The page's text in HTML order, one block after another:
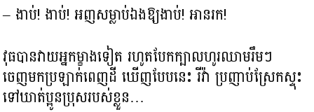
– ងាប់! ងាប់! អញសម្លាប់ឯងឱ្យងាប់! អានរក!
វុធបានវាយអ្នកម្ខាងទៀត រហូតបែកក្បាលហូរឈាមរឹមៗ
ចេញមកប្រឡាក់ពេញដី ឃើញបែបនេះ រីវ៉ា ប្រញាប់ស្រែកស្ទុះ
ទៅឃាត់ប្អូនប្រុសរបស់ខ្លួន…